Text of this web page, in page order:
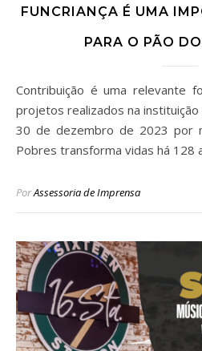
FUNCRIANÇA É UMA
PARA O PÃO
Contribuição é uma relevante fonte de manutenção dos
projetos realizados na
30 de dezembro de 2023
Pobres transforma vidas há 128
PorAssessoria de Imprensa